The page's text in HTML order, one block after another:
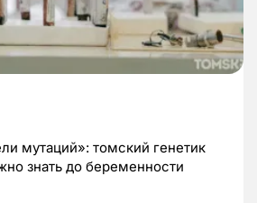
мутаций»: томский генетик
знать до беременности